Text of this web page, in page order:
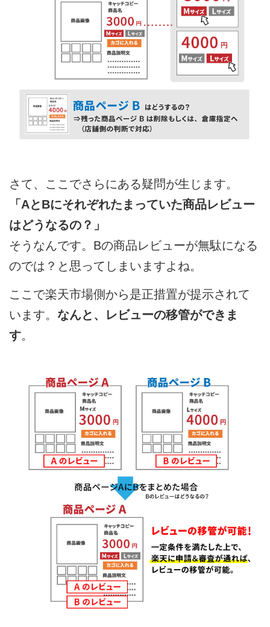
さて、ここでさらにある疑問が生じます。
「AとBにそれぞれたまっていた商品レビュー
はどうなるの？」
そうなんです。Bの商品レビューが無駄になる
のでは？と思ってしまいますよね。
ここで楽天市場側から是正措置が提示されて
います。 なんと、レビューの移管ができま
す。